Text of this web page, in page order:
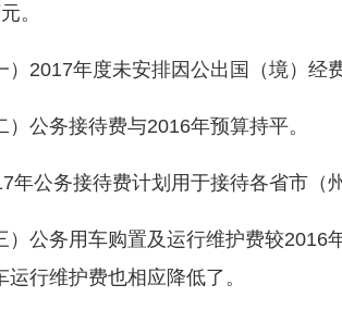
。
2017年度未安排因公出国（境）经
务接待费与2016年预算持平。
公务接待费计划用于接待各省市（
务用车购置及运行维护费较2016年
运行维护费也相应降低了。